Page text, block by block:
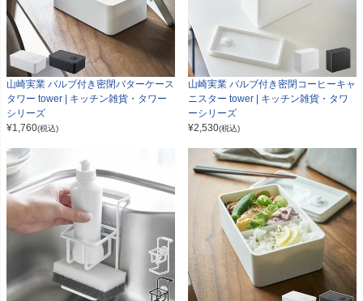
山崎実業 バルブ付き密閉バターケース
タワー tower | キッチン雑貨・タワー
シリーズ
¥1,760(税込)
山崎実業 バルブ付き密閉コーヒーキャ
ニスター tower | キッチン雑貨・タワ
ーシリーズ
¥2,530(税込)